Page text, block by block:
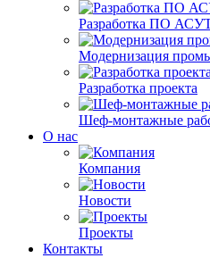
Разработка ПО
Модернизация
Разработка проекта
Шеф-монтажные
О нас
Компания
Новости
Проекты
Контакты